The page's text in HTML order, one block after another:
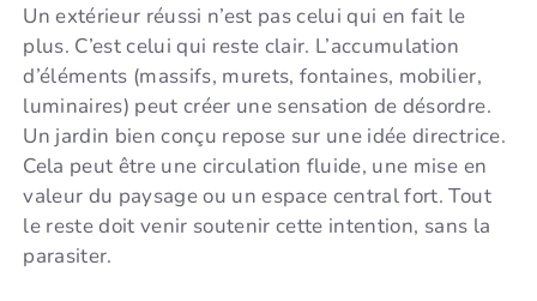
Un extérieur réussi n’est pas celui qui en fait le
plus. C’est celui qui reste clair. L’accumulation
d’éléments (massifs, murets, fontaines, mobilier,
luminaires) peut créer une sensation de désordre.
Un jardin bien conçu repose sur une idée directrice.
Cela peut être une circulation fluide, une mise en
valeur du paysage ou un espace central fort. Tout
le reste doit venir soutenir cette intention, sans la
parasiter.